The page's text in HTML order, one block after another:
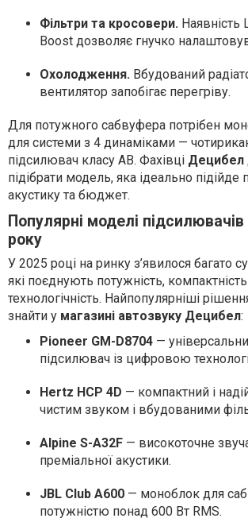
Фільтри та кросовери. Наявність
Boost дозволяє гнучко
Охолодження. Вбудований
вентилятор запобігає перегріву.
Для потужного сабвуфера потрібен
для системи з 4 динаміками —
підсилювач класу AB. Фахівці Децибел
підібрати модель, яка ідеально підійде
акустику та бюджет.
Популярні моделі
року
У 2025 році на ринку з’явилося багато
які поєднують потужність, компактність
технологічність. Найпопулярніші
знайти у магазині автозвуку Децибел:
Pioneer GM-D8704 —
підсилювач із цифровою
Hertz HCP 4D — компактний і
чистим звуком і вбудованими
Alpine S-A32F — високоточне
преміальної акустики.
JBL Club A600 — моноблок для
потужністю понад 600 Вт RMS.